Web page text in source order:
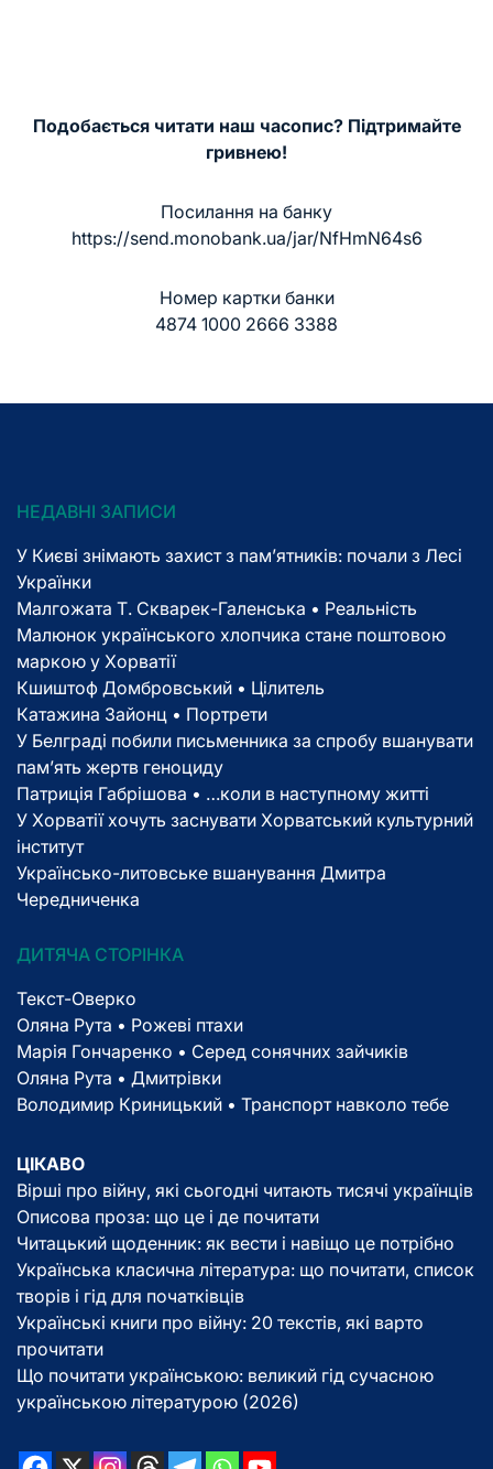
Подобається читати наш часопис? Підтримайте
гривнею!
Посилання на банку
https://send.monobank.ua/jar/NfHmN64s6
Номер картки банки
4874 1000 2666 3388
НЕДАВНІ ЗАПИСИ
У Києві знімають захист з пам’ятників: почали з Лесі
Українки
Малгожата Т. Скварек-Галенська • Реальність
Малюнок українського хлопчика стане поштовою
маркою у Хорватії
Кшиштоф Домбровський • Цілитель
Катажина Зайонц • Портрети
У Белграді побили письменника за спробу вшанувати
пам’ять жертв геноциду
Патриція Габрішова • …коли в наступному житті
У Хорватії хочуть заснувати Хорватський культурний
інститут
Українсько-литовське вшанування Дмитра
Чередниченка
ДИТЯЧА СТОРІНКА
Текст-Оверко
Оляна Рута • Рожеві птахи
Марія Гончаренко • Серед сонячних зайчиків
Оляна Рута • Дмитрівки
Володимир Криницький • Транспорт навколо тебе
ЦІКАВО
Вірші про війну, які сьогодні читають тисячі українців
Описова проза: що це і де почитати
Читацький щоденник: як вести і навіщо це потрібно
Українська класична література: що почитати, список
творів і гід для початківців
Українські книги про війну: 20 текстів, які варто
прочитати
Що почитати українською: великий гід сучасною
українською літературою (2026)